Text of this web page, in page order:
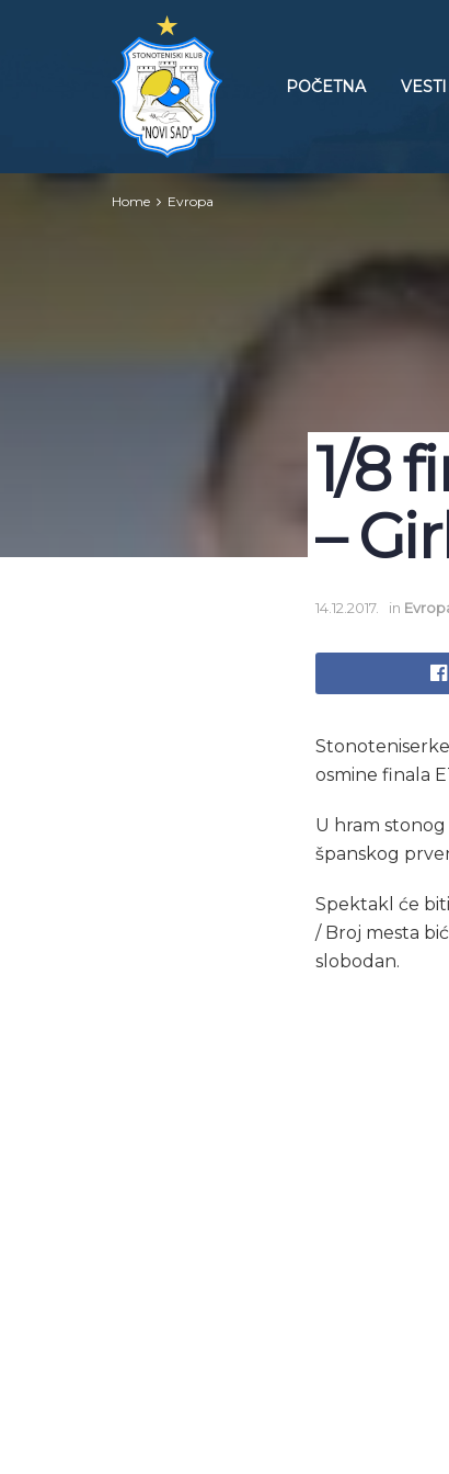
POČETNA VESTI
Home Evropa
1/8
–
14.12.2017. in
osmine finala
U hram stonog
španskog
Spektakl će
/ Broj mesta
slobodan.